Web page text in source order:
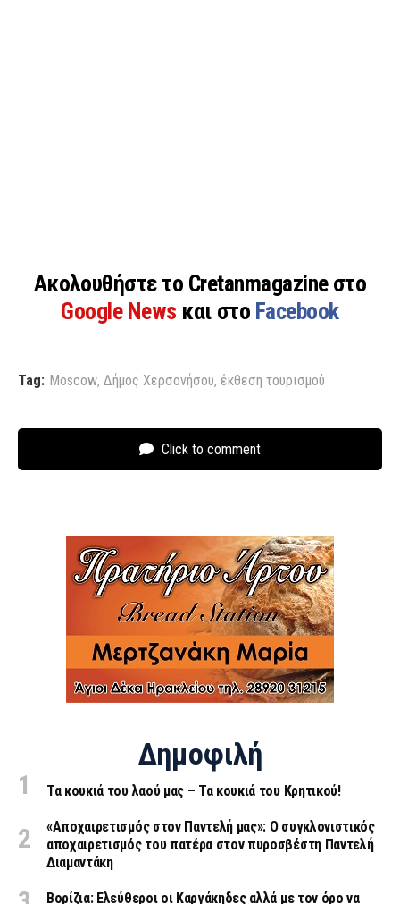
Ακολουθήστε το Cretanmagazine στο
Google News και στο Facebook
Tag: Moscow, Δήμος Χερσονήσου, έκθεση τουρισμού
Click to comment
Δημοφιλή
Τα κουκιά του λαού μας – Τα κουκιά του Κρητικού!
«Aποχαιρετισμός στον Παντελή μας»: Ο συγκλονιστικός
αποχαιρετισμός του πατέρα στον πυροσβέστη Παντελή
Διαμαντάκη
Βορίζια: Ελεύθεροι οι Καργάκηδες αλλά με τον όρο να